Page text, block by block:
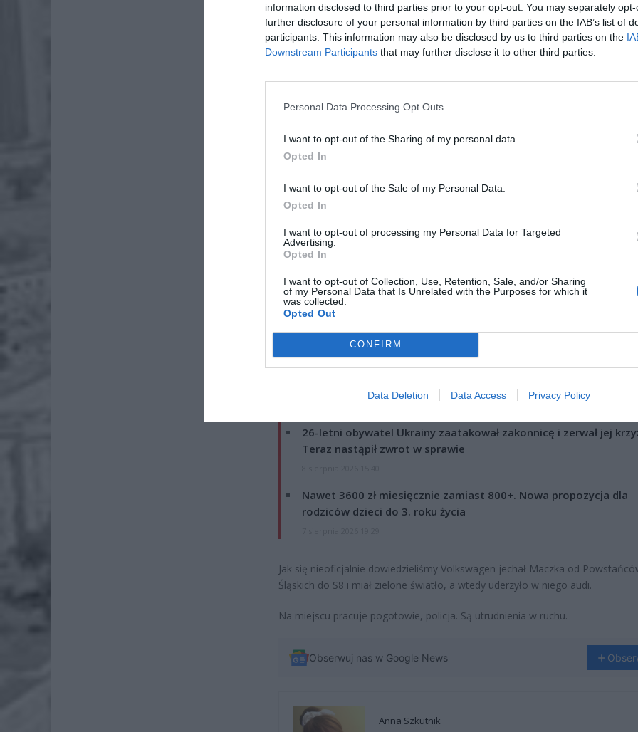
information disclosed to third parties prior to your opt-out. You may separately
further disclosure of your personal information by third parties on the IAB’s list of
participants. This information may also be disclosed by us to third parties on the
Downstream Participants that may further disclose it to other third parties.
Personal Data Processing Opt Outs
I want to opt-out of the Sharing of my personal data.
Opted In
I want to opt-out of the Sale of my Personal Data.
Opted In
I want to opt-out of processing my Personal Data for Targeted
Advertising.
Opted In
I want to opt-out of Collection, Use, Retention, Sale, and/or Sharing
of my Personal Data that Is Unrelated with the Purposes for which it
was collected.
Opted Out
CONFIRM
Data Deletion Data Access Privacy Policy
Dodaj nas do preferowanych źródeł w Google
Zderzyły się samochody audi i volkswagen. 3 osoby zostały ranne, a jedna
26-letni obywatel Ukrainy zaatakował zakonnicę i zerwał jej
Teraz nastąpił zwrot w sprawie
Nawet 3600 zł miesięcznie zamiast 800+. Nowa propozycja dla
rodziców dzieci do 3. roku życia
Jak się nieoficjalnie dowiedzieliśmy Volkswagen jechał Maczka od
Śląskich do S8 i miał zielone światło, a wtedy uderzyło w niego audi.
Na miejscu pracuje pogotowie, policja. Są utrudnienia w ruchu.
Obserwuj nas w Google News
Anna Szkutnik